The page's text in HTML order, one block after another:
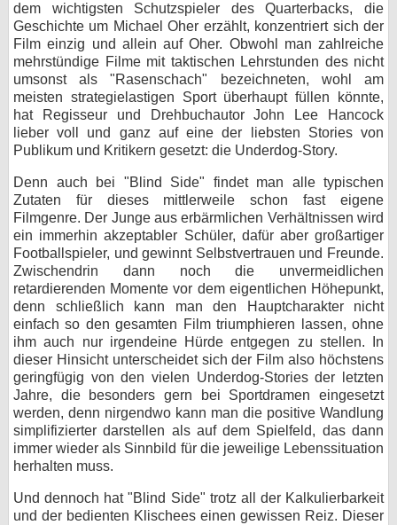
dem wichtigsten Schutzspieler des Quarterbacks, die
Geschichte um Michael Oher erzählt, konzentriert sich der
Film einzig und allein auf Oher. Obwohl man zahlreiche
mehrstündige Filme mit taktischen Lehrstunden des nicht
umsonst als "Rasenschach" bezeichneten, wohl am
meisten strategielastigen Sport überhaupt füllen könnte,
hat Regisseur und Drehbuchautor John Lee Hancock
lieber voll und ganz auf eine der liebsten Stories von
Publikum und Kritikern gesetzt: die Underdog-Story.
Denn auch bei "Blind Side" findet man alle typischen
Zutaten für dieses mittlerweile schon fast eigene
Filmgenre. Der Junge aus erbärmlichen Verhältnissen wird
ein immerhin akzeptabler Schüler, dafür aber großartiger
Footballspieler, und gewinnt Selbstvertrauen und Freunde.
Zwischendrin dann noch die unvermeidlichen
retardierenden Momente vor dem eigentlichen Höhepunkt,
denn schließlich kann man den Hauptcharakter nicht
einfach so den gesamten Film triumphieren lassen, ohne
ihm auch nur irgendeine Hürde entgegen zu stellen. In
dieser Hinsicht unterscheidet sich der Film also höchstens
geringfügig von den vielen Underdog-Stories der letzten
Jahre, die besonders gern bei Sportdramen eingesetzt
werden, denn nirgendwo kann man die positive Wandlung
simplifizierter darstellen als auf dem Spielfeld, das dann
immer wieder als Sinnbild für die jeweilige Lebenssituation
herhalten muss.
Und dennoch hat "Blind Side" trotz all der Kalkulierbarkeit
und der bedienten Klischees einen gewissen Reiz. Dieser